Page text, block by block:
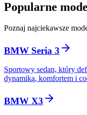
Popularne
Poznaj najciekawsze
BMW Seria 3
Sportowy sedan, który
dynamiką, komfortem i
BMW X3